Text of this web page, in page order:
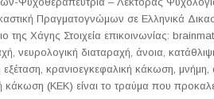
Πραγματογνώμων σε Ελληνικά
της Χάγης Στοιχεία επικοινωνίας:
νευρολογική διαταραχή, άνοια,
εξέταση, κρανιοεγκεφαλική κάκωση,
κάκωση (ΚΕΚ) είναι το τραύμα που